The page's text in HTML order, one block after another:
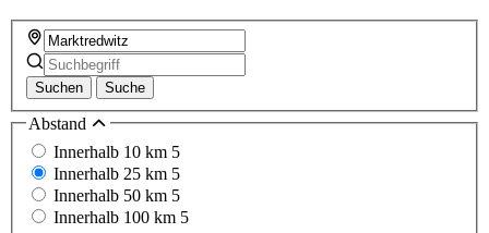
Suchen Suche
Abstand
Innerhalb 10 km 5
Innerhalb 25 km 5
Innerhalb 50 km 5
Innerhalb 100 km 5